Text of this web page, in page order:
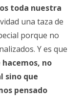
toda nuestra
una taza de
porque no
Y es que
no
sino que
pensado